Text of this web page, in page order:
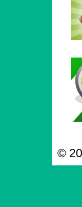
©